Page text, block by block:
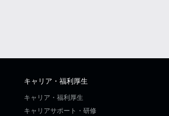
キャリア・福利厚生
キャリア・福利厚生
キャリアサポート・研修